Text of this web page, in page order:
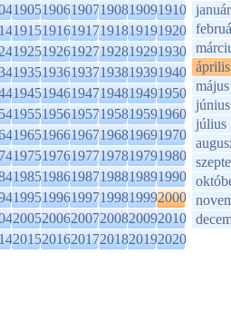
190519061907190819091910
191519161917191819191920
192519261927192819291930
193519361937193819391940
194519461947194819491950
195519561957195819591960
196519661967196819691970
197519761977197819791980
198519861987198819891990
199519961997199819992000
200520062007200820092010
201520162017201820192020
január
április
május
június
július